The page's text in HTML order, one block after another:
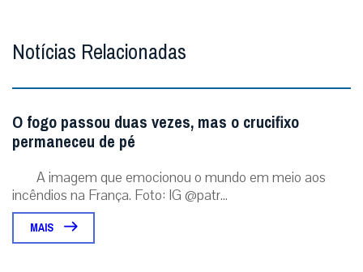
Notícias Relacionadas
O fogo passou duas vezes, mas o crucifixo
permaneceu de pé
A imagem que emocionou o mundo em meio aos
incêndios na França. Foto: IG @patr...
MAIS